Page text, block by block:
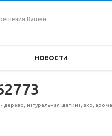
Вашей
НОВОСТИ
дерево, натуральная щетина, эко, арома